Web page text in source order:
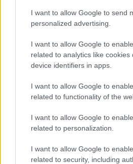
I want to allow Google to send
personalized advertising.
I want to allow Google to
related to analytics like cookies
device identifiers in apps.
I want to allow Google to
related to functionality of the
I want to allow Google to
related to personalization.
I want to allow Google to
related to security, including
ÉRDEKESSÉG
27%-ről 5 % csökken az
Áfacsökkentés kezdődik
Magyarországon: ezek
termékek a boltokban